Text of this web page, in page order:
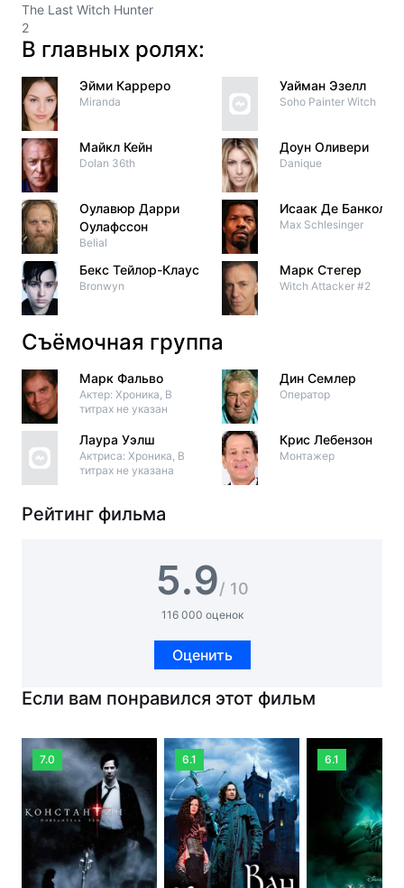
The Last Witch Hunter
2
В главных ролях:
Эйми Карреро
Miranda
Майкл Кейн
Dolan 36th
Оулавюр Дарри
Оулафссон
Belial
Бекс Тейлор-Клаус
Bronwyn
Уайман Эзелл
Soho Painter Witch
Доун Оливери
Danique
Исаак Де Банколе
Max Schlesinger
Марк Стегер
Witch Attacker #2
Съёмочная группа
Марк Фальво
Актер: Хроника, В
титрах не указан
Лаура Уэлш
Актриса: Хроника, В
титрах не указана
Дин Семлер
Оператор
Крис Лебензон
Монтажер
Рейтинг фильма
5.9/ 10
116 000 оценок
Оценить
Если вам понравился этот фильм
7.0 6.1 6.1